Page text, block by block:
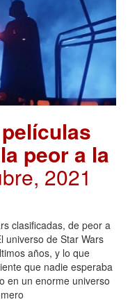
peor a la
2021
clasificadas, de peor a
universo de Star Wars
años, y lo que
que nadie esperaba
en un enorme universo